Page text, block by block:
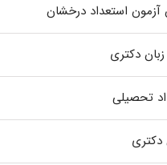
استعداد درخشان
دکتری
تحصیلی
دکتری